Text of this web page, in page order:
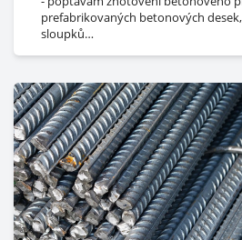
prefabrikovaných betonových
sloupků
- kompletní realizace včetně dodání
desek
Množství/rozměr:
- výška plotu: 2 metry
- délka plotu: cca 140 metrů
Lokalita:
- Jihočeský kraj
- Strmilov 37853